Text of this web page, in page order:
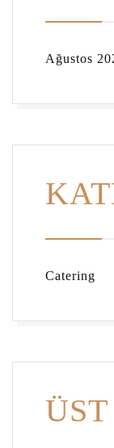
Ağustos
Catering